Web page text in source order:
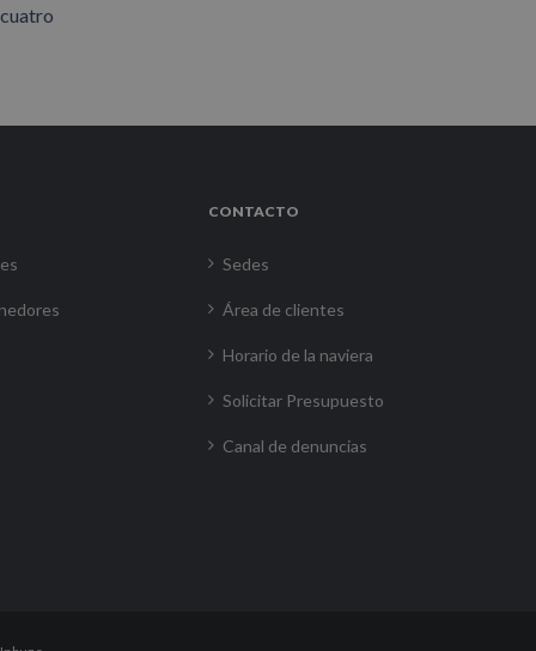
CONTACTO
Sedes
Área de clientes
Horario de la naviera
Solicitar Presupuesto
Canal de denuncias